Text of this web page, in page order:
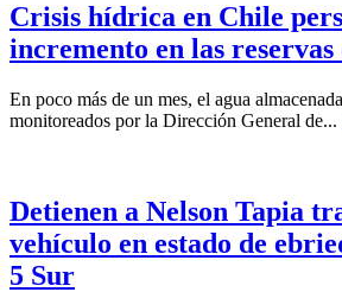
Crisis hídrica en Chile
incremento en las reservas
En poco más de un mes, el agua
monitoreados por la Dirección General de...
Detienen a Nelson Tapia
vehículo en estado de
5 Sur